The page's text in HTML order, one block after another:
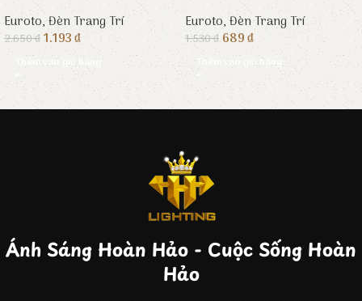
Euroto,Đèn Trang Trí
2.650₫1.193₫
Thêm vào giỏ hàng
Euroto,Đèn Trang Trí
1.530₫ 689₫
Thêm vào giỏ hàng
Ánh Sáng Hoàn Hảo - Cuộc Sống Hoàn
Hảo